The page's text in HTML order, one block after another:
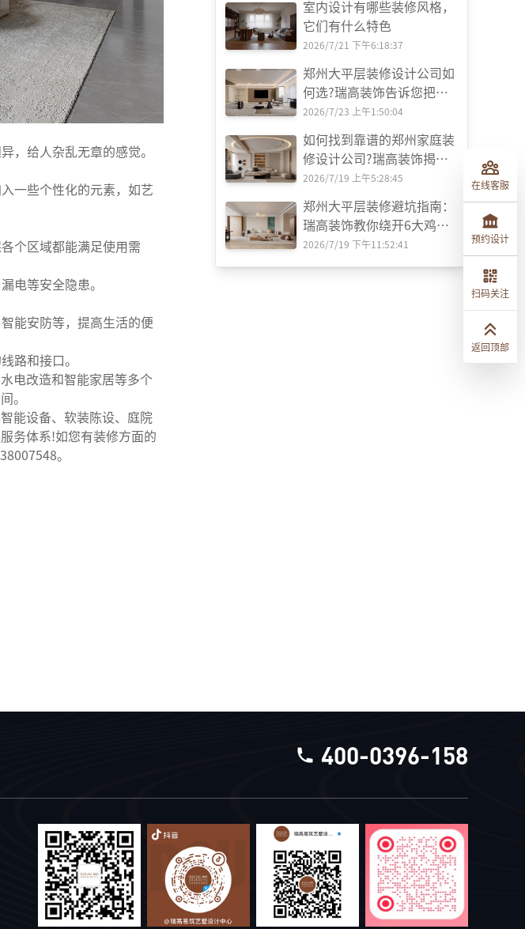
给人杂乱无章的感觉。
一些个性化的元素，如艺
个区域都能满足使用需
电等安全隐患。
能安防等，提高生活的便
路和接口。
电改造和智能家居等多个
。
能设备、软装陈设、庭院
务体系!如您有装修方面的
。
室内设计有哪些装修风格，
它们有什么特色
2026/7/21 下午6:18:37
郑州大平层装修设计公司如
何选?瑞高装饰告诉您把握
这5大要点
2026/7/23 上午1:50:04
如何找到靠谱的郑州家庭装
修设计公司?瑞高装饰揭秘
专业选择指南
2026/7/19 上午5:28:45
郑州大平层装修避坑指南：
瑞高装饰教你绕开6大鸡肋
设计‌
2026/7/19 下午11:52:41
400-0396-158
在线客服
预约设计
扫码关注
返回顶部